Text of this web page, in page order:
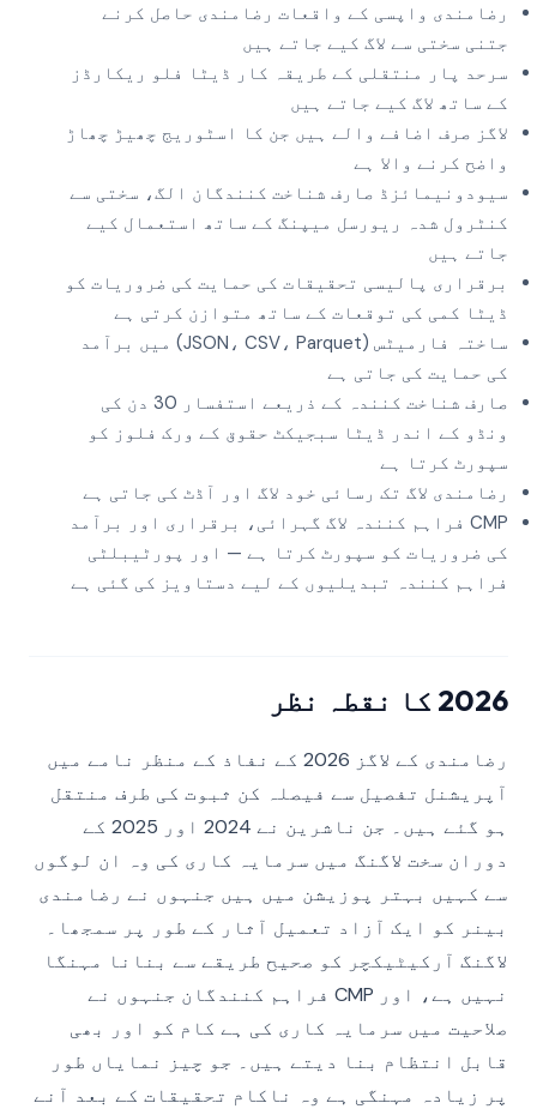
رضامندی واپسی کے واقعات رضامندی حاصل کرنے
جتنی سختی سے لاگ کیے جاتے ہیں
سرحد پار منتقلی کے طریقہ کار ڈیٹا فلو ریکارڈز
کے ساتھ لاگ کیے جاتے ہیں
لاگز صرف اضافے والے ہیں جن کا اسٹوریج چھیڑ چھاڑ
واضح کرنے والا ہے
سیودونیمائزڈ صارف شناخت کنندگان الگ، سختی سے
کنٹرول شدہ ریورسل میپنگ کے ساتھ استعمال کیے
جاتے ہیں
برقراری پالیسی تحقیقات کی حمایت کی ضروریات کو
ڈیٹا کمی کی توقعات کے ساتھ متوازن کرتی ہے
ساختہ فارمیٹس (JSON، CSV، Parquet) میں برآمد
کی حمایت کی جاتی ہے
صارف شناخت کنندہ کے ذریعے استفسار 30 دن کی
ونڈو کے اندر ڈیٹا سبجیکٹ حقوق کے ورک فلوز کو
سپورٹ کرتا ہے
رضامندی لاگ تک رسائی خود لاگ اور آڈٹ کی جاتی ہے
CMP فراہم کنندہ لاگ گہرائی، برقراری اور برآمد
کی ضروریات کو سپورٹ کرتا ہے — اور پورٹیبلٹی
فراہم کنندہ تبدیلیوں کے لیے دستاویز کی گئی ہے
2026 کا نقطہ نظر
رضامندی کے لاگز 2026 کے نفاذ کے منظر نامے میں
آپریشنل تفصیل سے فیصلہ کن ثبوت کی طرف منتقل
ہو گئے ہیں۔ جن ناشرین نے 2024 اور 2025 کے
دوران سخت لاگنگ میں سرمایہ کاری کی وہ ان لوگوں
سے کہیں بہتر پوزیشن میں ہیں جنہوں نے رضامندی
بینر کو ایک آزاد تعمیل آثار کے طور پر سمجھا۔
لاگنگ آرکیٹیکچر کو صحیح طریقے سے بنانا مہنگا
نہیں ہے، اور CMP فراہم کنندگان جنہوں نے
صلاحیت میں سرمایہ کاری کی ہے کام کو اور بھی
قابل انتظام بنا دیتے ہیں۔ جو چیز نمایاں طور
پر زیادہ مہنگی ہے وہ ناکام تحقیقات کے بعد آنے